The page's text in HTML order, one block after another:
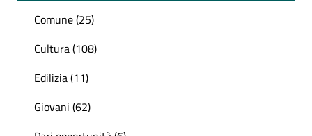
Comune (25)
Cultura (108)
Edilizia (11)
Giovani (62)